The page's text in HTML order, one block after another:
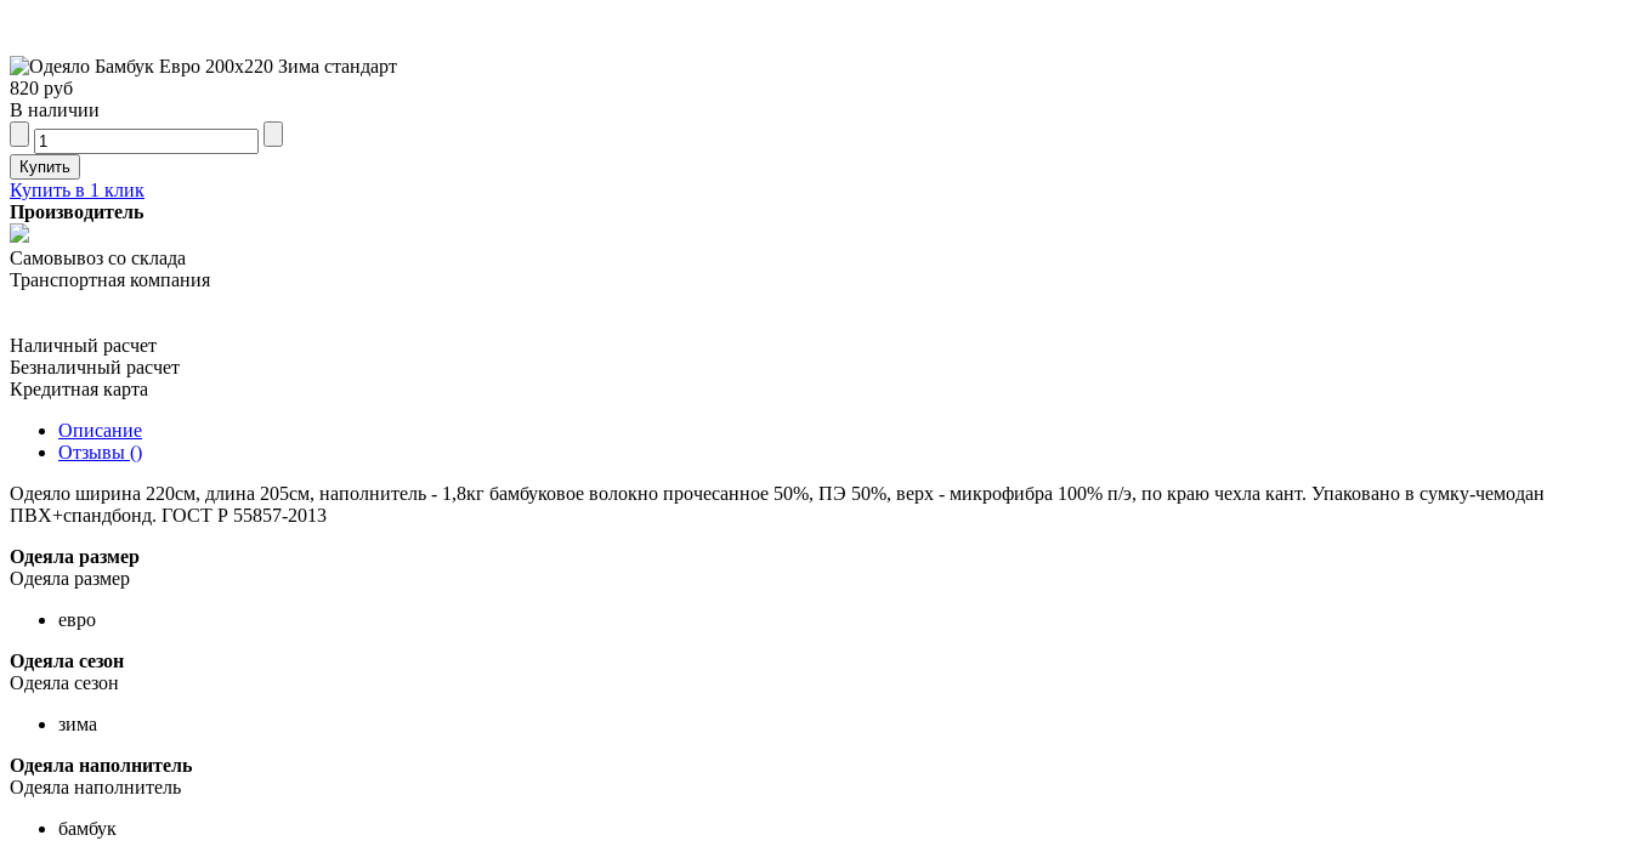
820 руб
В наличии
Купить в 1 клик
Производитель
Самовывоз со склада
Транспортная компания
Наличный расчет
Безналичный расчет
Кредитная карта
Описание
Отзывы ()
Одеяло ширина 220см, длина 205см, наполнитель - 1,8кг бамбуковое волокно прочесанное 50%, ПЭ 50%, верх - микрофибра 100% п/э, по краю чехла кант. Упаковано в сумку-чемодан
ПВХ+спандбонд. ГОСТ Р 55857-2013
Одеяла размер
Одеяла размер
евро
Одеяла сезон
Одеяла сезон
зима
Одеяла наполнитель
Одеяла наполнитель
бамбук